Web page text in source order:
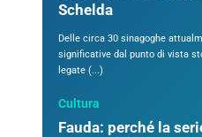
Schelda
Delle circa 30 sinagoghe
significative dal punto di vista
legate (...)
Cultura
Fauda: perché la